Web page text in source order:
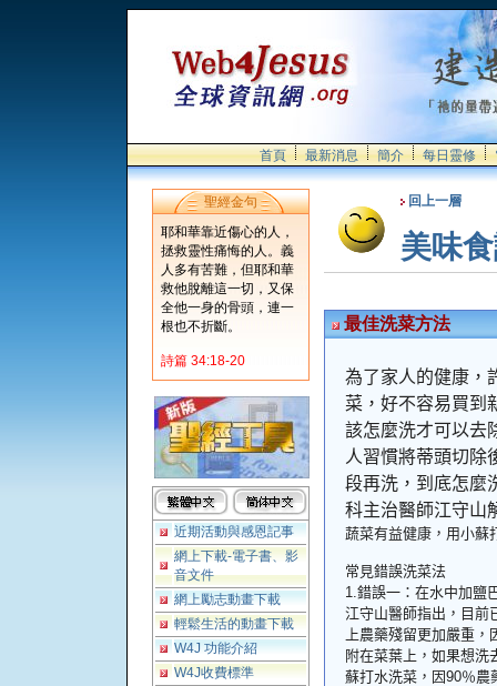
首頁 最新消息 簡介 每日靈修
聖經金句
耶和華靠近傷心的人，
拯救靈性痛悔的人。義
人多有苦難，但耶和華
救他脫離這一切，又保
全他一身的骨頭，連一
根也不折斷。
詩篇 34:18-20
近期活動與感恩記事
網上下載-電子書、影
音文件
網上勵志動畫下載
輕鬆生活的動畫下載
W4J 功能介紹
W4J收費標準
回上一層
美味
最佳洗菜方法
為了家人的健康，
菜，好不容易買到
該怎麼洗才可以去
人習慣將蒂頭切除
段再洗，到底怎麼
科主治醫師江守山
蔬菜有益健康，用小蘇
常見錯誤洗菜法
1.錯誤一：在水中加鹽
江守山醫師指出，目前
上農藥殘留更加嚴重
附在菜葉上，如果想洗
蘇打水洗菜，因90％農